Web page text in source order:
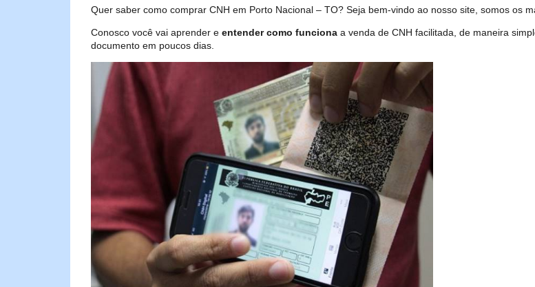
Quer saber como comprar CNH em Porto Nacional – TO? Seja bem-vindo ao nosso site, somos os
Conosco você vai aprender e entender como funciona a venda de CNH facilitada, de maneira
documento em poucos dias.